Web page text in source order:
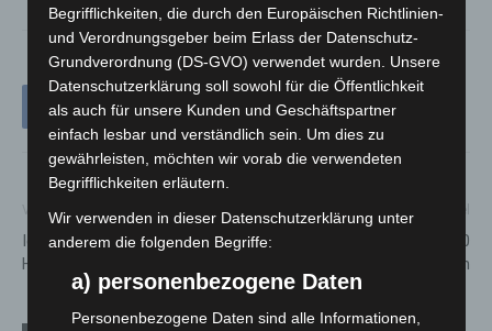
Vorheriger Artikel
IdeenExpo 2026 startet in
Hannover mit Rekordzahlen
Nächster Artikel
Bereich Isernhagen: Linie 620
betroffen
Begrifflichkeiten, die durch den Europäischen Richtlinien-
und Verordnungsgeber beim Erlass der Datenschutz-
Grundverordnung (DS-GVO) verwendet wurden. Unsere
Datenschutzerklärung soll sowohl für die Öffentlichkeit
als auch für unsere Kunden und Geschäftspartner
einfach lesbar und verständlich sein. Um dies zu
gewährleisten, möchten wir vorab die verwendeten
Begrifflichkeiten erläutern.
Wir verwenden in dieser Datenschutzerklärung unter
anderem die folgenden Begriffe:
a) personenbezogene Daten
Personenbezogene Daten sind alle Informationen,